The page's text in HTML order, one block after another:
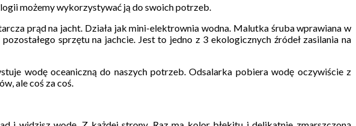
możemy wykorzystywać ją do swoich potrzeb.
prąd na jacht. Działa jak mini-elektrownia wodna. Malutka śruba wprawiana w
sprzętu na jachcie. Jest to jedno z 3 ekologicznych źródeł zasilania na
wodę oceaniczną do naszych potrzeb. Odsalarka pobiera wodę oczywiście z
ale coś za coś.